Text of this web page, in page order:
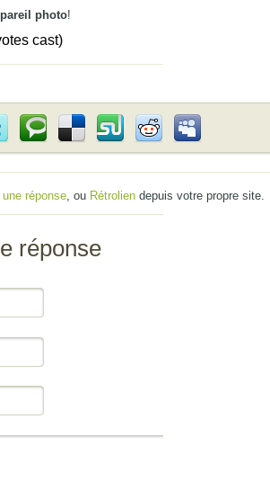
photo!
cast)
une réponse, ou Rétrolien depuis votre propre site.
réponse